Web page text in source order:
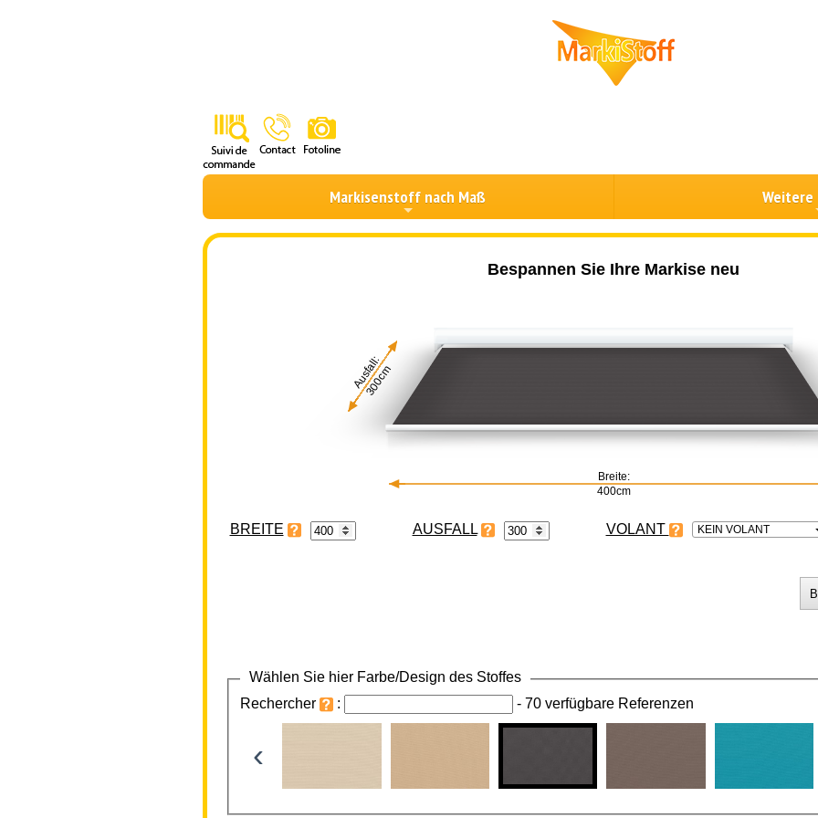
Markisenstoff nach Maß Weitere
Bespannen Sie Ihre Markise neu
Breite:
400cm
Ausfall:
300cm
BREITE VOLANT KEIN VOLANT
Wählen Sie hier Farbe/Design des Stoffes
Rechercher
: - 70 verfügbare Referenzen
‹